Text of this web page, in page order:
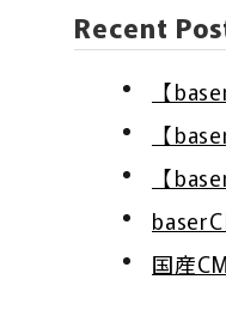
Recent
【
【
【
国産